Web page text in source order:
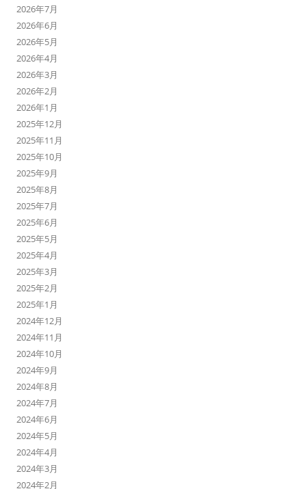
2026年7月
2026年6月
2026年5月
2026年4月
2026年3月
2026年2月
2026年1月
2025年12月
2025年11月
2025年10月
2025年9月
2025年8月
2025年7月
2025年6月
2025年5月
2025年4月
2025年3月
2025年2月
2025年1月
2024年12月
2024年11月
2024年10月
2024年9月
2024年8月
2024年7月
2024年6月
2024年5月
2024年4月
2024年3月
2024年2月